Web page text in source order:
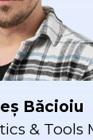
Băcioiu
& Tools